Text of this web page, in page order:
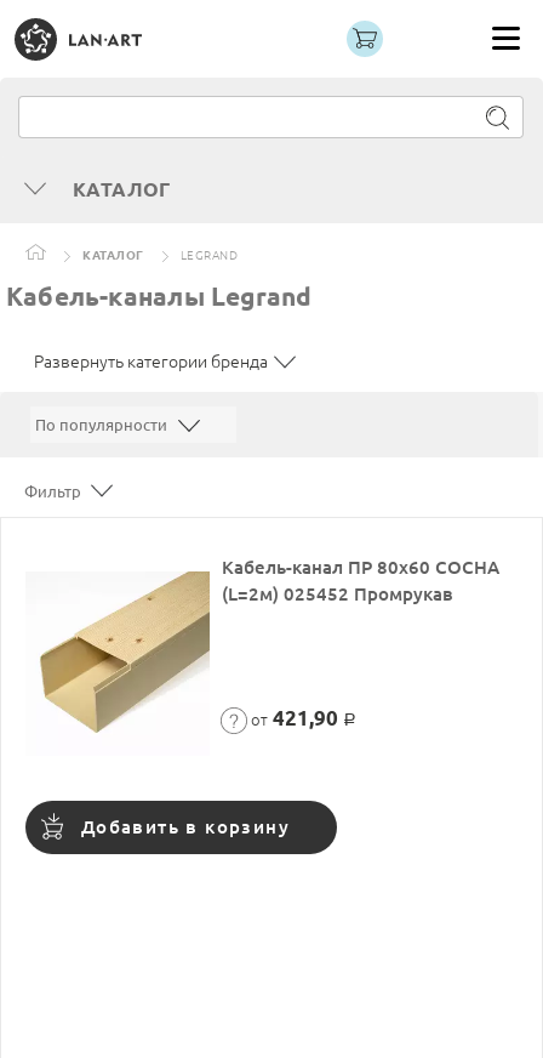
КАТАЛОГ
КАТАЛОГ LEGRAND
Кабель-каналы Legrand
Развернуть категории бренда
Фильтр
Кабель-канал ПР 80х60 СОСНА
(L=2м) 025452 Промрукав
от 421,90 Р
Добавить в корзину